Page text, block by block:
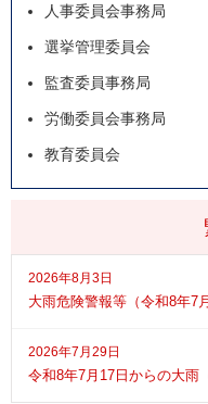
2026年8月3日
大雨危険警報等（令和8年7
2026年7月29日
令和8年7月17日からの大雨
人事委員会事務局
選挙管理委員会
監査委員事務局
労働委員会事務局
教育委員会